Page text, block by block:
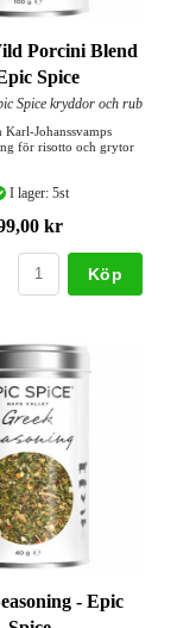
Porcini Blend
Spice
Spice kryddor och rub
Karl-Johanssvamps
för risotto och grytor
I lager: 5st
kr
Köp
- Epic